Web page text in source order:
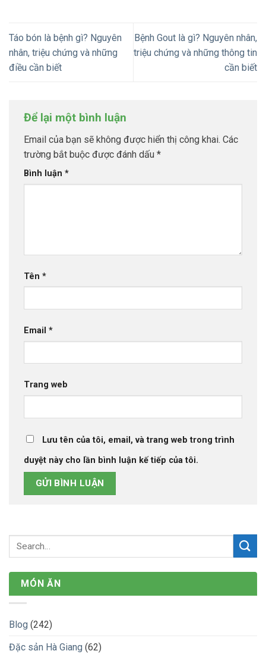
Táo bón là bệnh gì? Nguyên
nhân, triệu chứng và những
điều cần biết
Bệnh Gout là gì? Nguyên nhân,
triệu chứng và những thông tin
cần biết
Để lại một bình luận
Email của bạn sẽ không được hiển thị công khai. Các
trường bắt buộc được đánh dấu *
Bình luận *
Tên *
Email *
Trang web
Lưu tên của tôi, email, và trang web trong trình
duyệt này cho lần bình luận kế tiếp của tôi.
MÓN ĂN
Blog (242)
Đặc sản Hà Giang (62)